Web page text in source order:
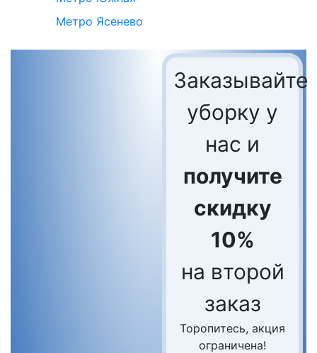
Метро Ясенево
Заказывайте
уборку у
нас и
получите
скидку
10%
на второй
заказ
Торопитесь, акция
ограничена!